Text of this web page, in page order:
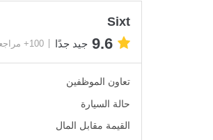
Sixt
9.6 جيد جدًا 100+ مراجعات
تعاون الموظفين
حالة السيارة
القيمة مقابل المال